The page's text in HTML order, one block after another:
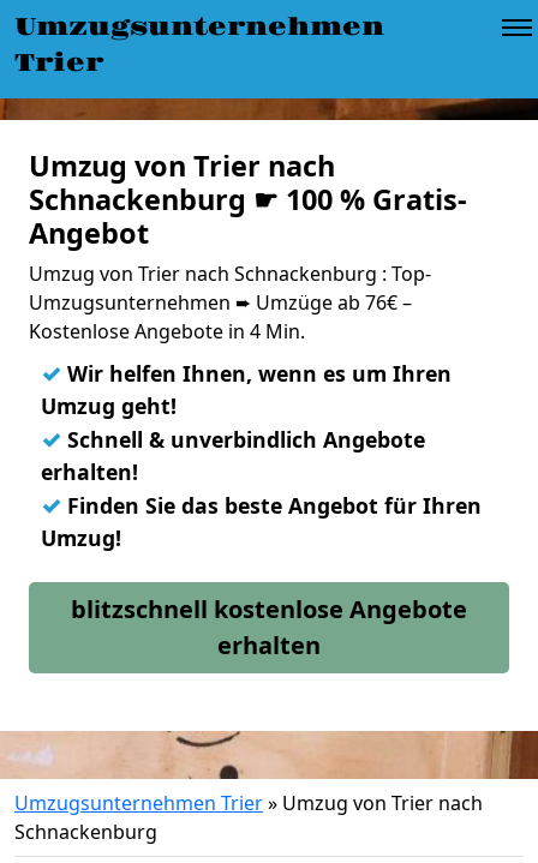
Umzugsunternehmen
Trier
Umzug von Trier nach
Schnackenburg ☛ 100 % Gratis-
Angebot
Umzug von Trier nach Schnackenburg : Top-
Umzugsunternehmen ➨ Umzüge ab 76€ –
Kostenlose Angebote in 4 Min.
✓ Wir helfen Ihnen, wenn es um Ihren
Umzug geht!
✓ Schnell & unverbindlich Angebote
erhalten!
✓ Finden Sie das beste Angebot für Ihren
Umzug!
blitzschnell kostenlose Angebote
erhalten
Umzugsunternehmen Trier» Umzug von Trier nach
Schnackenburg